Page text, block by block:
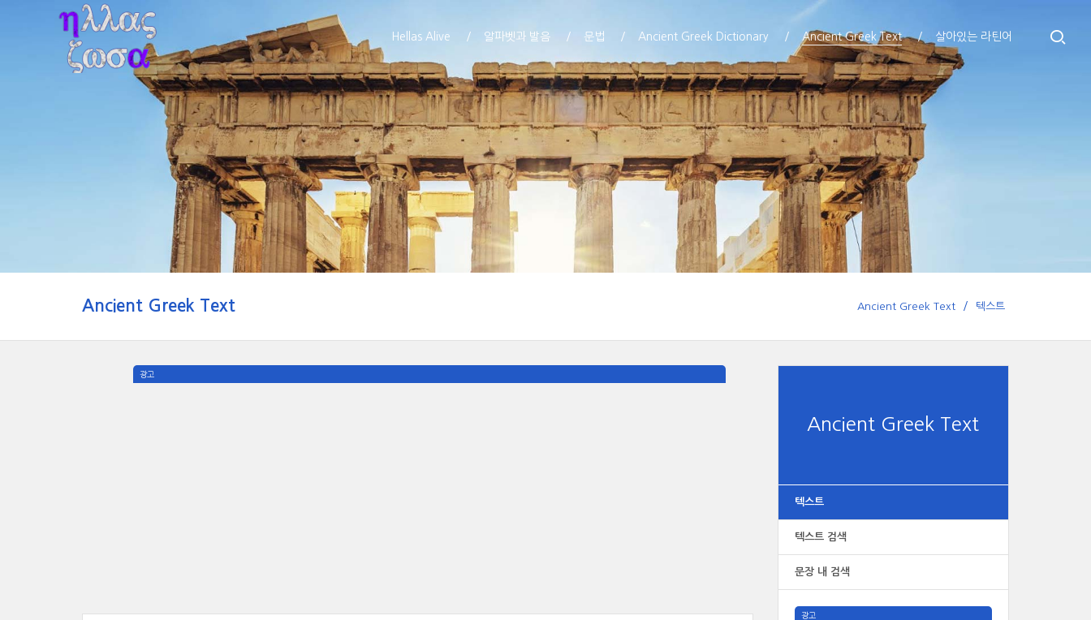
Hellas Alive 알파벳과 발음 문법 Ancient Greek Dictionary Ancient Greek Text 살아있는 라틴어
Ancient Greek Text Ancient Greek Text 텍스트
Ancient Greek Text
텍스트
텍스트 검색
문장 내 검색
광고
광고